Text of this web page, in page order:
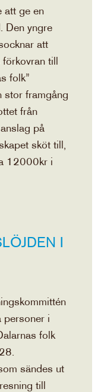
att ge en
Den yngre
att
till
folk”
stor framgång
från
på
sköt till,
12000kr i
I
personer i
folk
sändes ut
till